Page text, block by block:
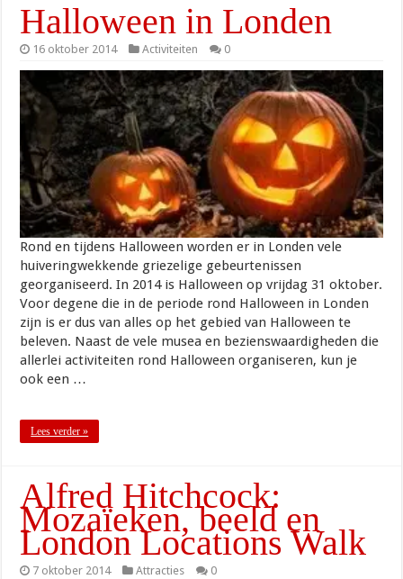
Halloween in Londen
16 oktober 2014 Activiteiten 0
Rond en tijdens Halloween worden er in Londen vele
huiveringwekkende griezelige gebeurtenissen
georganiseerd. In 2014 is Halloween op vrijdag 31 oktober.
Voor degene die in de periode rond Halloween in Londen
zijn is er dus van alles op het gebied van Halloween te
beleven. Naast de vele musea en bezienswaardigheden die
allerlei activiteiten rond Halloween organiseren, kun je
ook een …
Lees verder »
Alfred Hitchcock:
Mozaïeken, beeld en
London Locations Walk
7 oktober 2014 Attracties 0